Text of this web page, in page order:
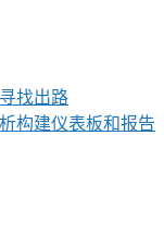
找出路
构建仪表板和报告